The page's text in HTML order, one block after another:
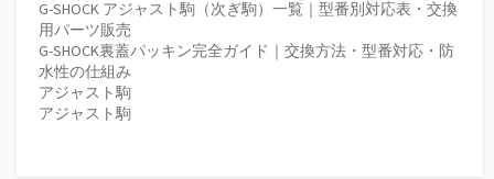
G-SHOCK アジャスト駒（次ぎ駒）一覧｜型番別対応表・交換
用パーツ販売
G-SHOCK裏蓋パッキン完全ガイド｜交換方法・型番対応・防
水性の仕組み
アジャスト駒
アジャスト駒